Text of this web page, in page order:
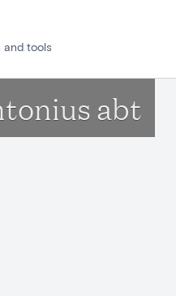
and tools
abt